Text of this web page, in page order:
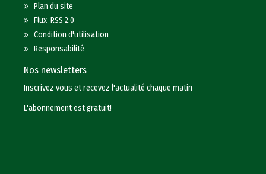
»Plan du site
»Flux RSS 2.0
»Condition d'utilisation
»Responsabilité
Nos newsletters
Inscrivez vous et recevez l'actualité chaque matin
L'abonnement est gratuit!